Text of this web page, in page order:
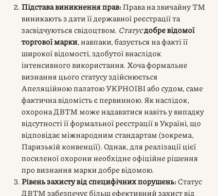
Підстава виникнення прав:Права на звичайну ТМ
виникають з дати її державної реєстрації та
засвідчуються свідоцтвом. Статусдобре відомої
торгової марки, навпаки, базується на факті її
широкої відомості, здобутої внаслідок
інтенсивного використання. Хоча формальне
визнання цього статусу здійснюється
Апеляційною палатою УКРНОІВІ або судом, саме
фактична відомість є первинною. Як наслідок,
охорона ДВТМ може надаватися навіть у випадку
відсутності її формальної реєстрації в Україні, що
відповідає міжнародним стандартам (зокрема,
Паризькій конвенції). Однак, для реалізації цієї
посиленої охорони необхідне офіційне рішення
про визнання марки добре відомою.
Рівень захисту від специфічних порушень:Статус
ДВТМ забезпечує більш ефективний захист від